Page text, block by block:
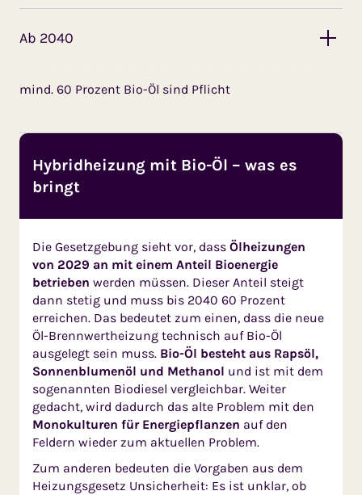
Ab 2040
mind. 60 Prozent Bio-Öl sind Pflicht
Hybridheizung mit Bio-Öl – was es
bringt
Die Gesetzgebung sieht vor, dass Ölheizungen
von 2029 an mit einem Anteil Bioenergie
betrieben werden müssen. Dieser Anteil steigt
dann stetig und muss bis 2040 60 Prozent
erreichen. Das bedeutet zum einen, dass die neue
Öl-Brennwertheizung technisch auf Bio-Öl
ausgelegt sein muss. Bio-Öl besteht aus Rapsöl,
Sonnenblumenöl und Methanol und ist mit dem
sogenannten Biodiesel vergleichbar. Weiter
gedacht, wird dadurch das alte Problem mit den
Monokulturen für Energiepflanzen auf den
Feldern wieder zum aktuellen Problem.
Zum anderen bedeuten die Vorgaben aus dem
Heizungsgesetz Unsicherheit: Es ist unklar, ob